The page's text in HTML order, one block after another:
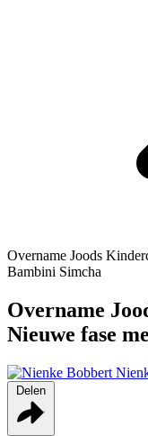
Overname Joods
Bambini Simcha
Overname
Nieuwe fase